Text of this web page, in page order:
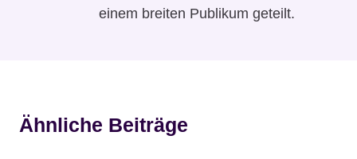
einem breiten Publikum geteilt.
Ähnliche Beiträge